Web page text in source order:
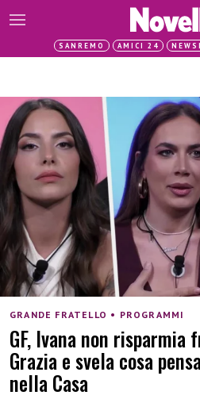
SANREMO AMICI 24
GRANDE FRATELLO • PROGRAMMI
GF, Ivana non
Grazia e svela cosa
nella Casa